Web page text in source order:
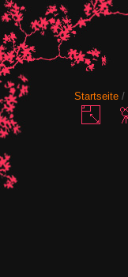
Startseite /